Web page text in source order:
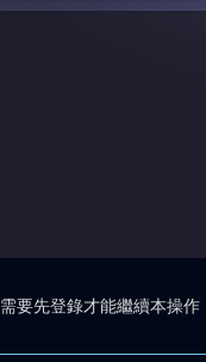
要先登錄才能繼續本操作